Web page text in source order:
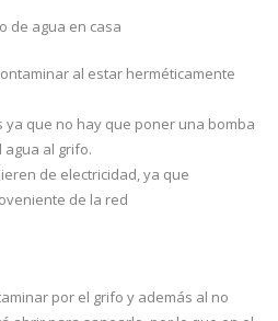
al estar herméticamente
ya que no hay que poner una bomba
al grifo.
de electricidad, ya que
de la red
por el grifo y además al no